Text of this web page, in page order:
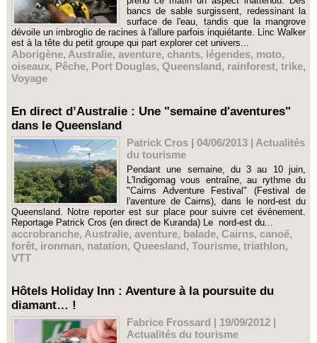
bancs de sable surgissent, redessinant la
surface de l'eau, tandis que la mangrove
dévoile un imbroglio de racines à l'allure parfois inquiétante. Linc Walker
est à la tête du petit groupe qui part explorer cet univers...
Aborigène, Australie, aventure, chants, légendes, moto,
oiseaux, Pêche, Port Douglas, Queensland, rainforest, trike,
Voyage
En direct d’Australie : Une "semaine d'aventures"
dans le Queensland
Patrick Cros | 04/06/2013 | Actualités
du tourisme
Pendant une semaine, du 3 au 10 juin,
L'Indigomag vous entraîne, au rythme du
"Cairns Adventure Festival" (Festival de
l'aventure de Cairns), dans le nord-est du
Queensland. Notre reporter est sur place pour suivre cet évènement.
Reportage Patrick Cros (en direct de Kuranda) Le nord-est du...
accrobranche, Australie, aventure, balade, Cairns, canoë,
forêt, ironman, natation, Queesland, Tourisme, triathlon,
VTT
Hôtels Holiday Inn : Aventure à la poursuite du
diamant… !
Fabrice Frossard | 19/09/2012 |
Actualités du tourisme